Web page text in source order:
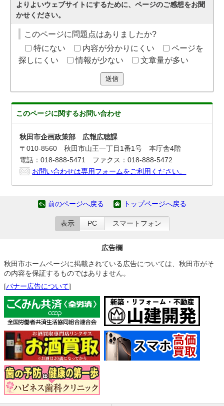
よりよいウェブサイトにするために、ページのご感想をお聞
かせください。
このページに問題点はありましたか?
特にない
内容が分かりにくい
ページを
探しにくい
情報が少ない 文章量が多い
送信
このページに関するお問い合わせ
秋田市企画政策部 広報広聴課
〒010-8560 秋田市山王一丁目1番1号 本庁舎4階
電話：018-888-5471 ファクス：018-888-5472
お問い合わせは専用フォームをご利用ください。
前のページへ戻る トップページへ戻る
表示 PC スマートフォン
広告欄
秋田市ホームページに掲載されている広告については、秋田市がそ
の内容を保証するものではありません。
[バナー広告について]